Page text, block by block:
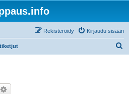
Kirjaudu sisään
Rekisteröidy